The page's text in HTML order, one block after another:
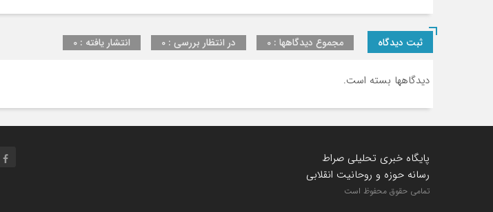
ثبت دیدگاه مجموع دیدگاهها : 0 در انتظار بررسی : 0 انتشار یافته : 0
دیدگاهها بسته است.
پایگاه خبری تحلیلی صراط
رسانه حوزه و روحانیت انقلابی
تمامی حقوق محفوظ است